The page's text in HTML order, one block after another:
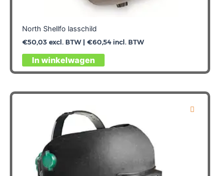
North Shellfo lasschild
€50,03excl. BTW | €60,54incl. BTW
In winkelwagen